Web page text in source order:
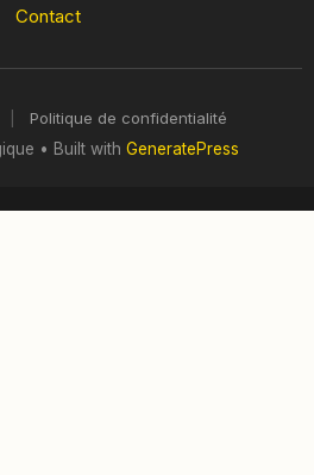
Contact
Politique de confidentialité
• Built with GeneratePress